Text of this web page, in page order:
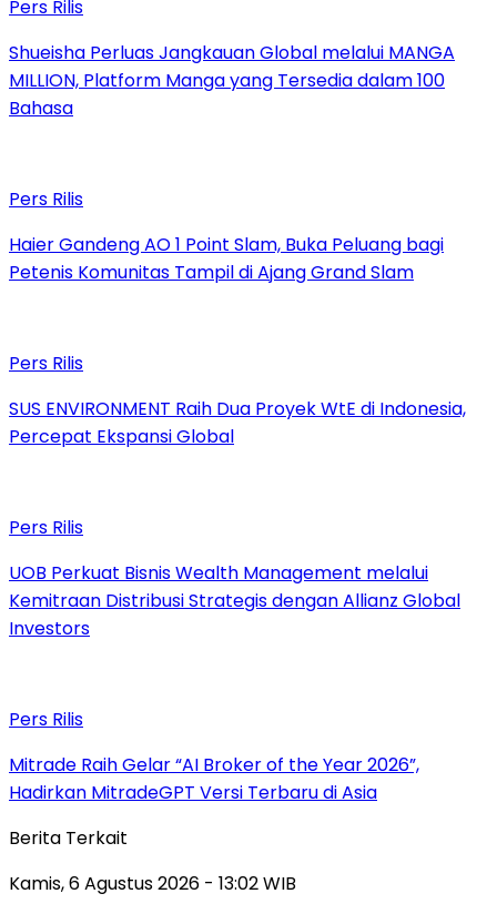
Pers Rilis
Shueisha Perluas Jangkauan Global melalui MANGA
MILLION, Platform Manga yang Tersedia dalam 100
Bahasa
Pers Rilis
Haier Gandeng AO 1 Point Slam, Buka Peluang bagi
Petenis Komunitas Tampil di Ajang Grand Slam
Pers Rilis
SUS ENVIRONMENT Raih Dua Proyek WtE di Indonesia,
Percepat Ekspansi Global
Pers Rilis
UOB Perkuat Bisnis Wealth Management melalui
Kemitraan Distribusi Strategis dengan Allianz Global
Investors
Pers Rilis
Mitrade Raih Gelar “AI Broker of the Year 2026”,
Hadirkan MitradeGPT Versi Terbaru di Asia
Berita Terkait
Kamis, 6 Agustus 2026 - 13:02 WIB